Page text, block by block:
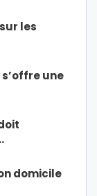
les
une
domicile